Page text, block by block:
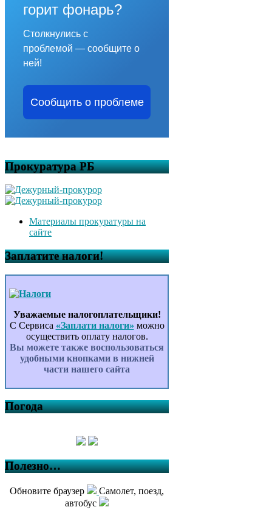
горит фонарь?
Столкнулись с
проблемой — сообщите о
ней!
Сообщить о проблеме
Прокуратура РБ
Материалы прокуратуры на
сайте
Заплатите налоги!
Уважаемые налогоплательщики!
С Сервиса «Заплати налоги» можно
осуществить оплату налогов.
Вы можете также воспользоваться
удобными кнопками в нижней
части нашего сайта
Погода
Полезно…
Обновите браузер
Самолет, поезд,
автобус